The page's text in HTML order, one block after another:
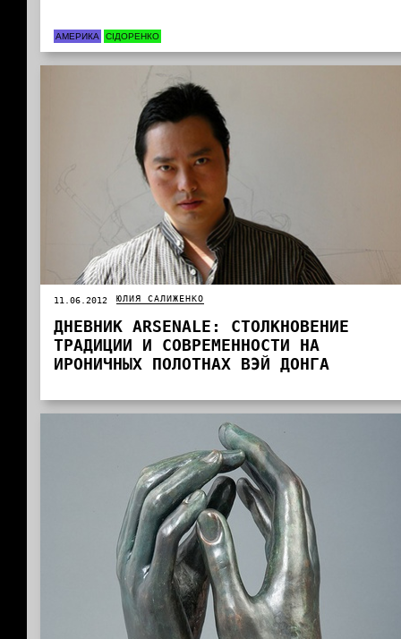
АМЕРИКА СІДОРЕНКО
11.06.2012 ЮЛИЯ САЛИЖЕНКО
ДНЕВНИК ARSENALE: СТОЛКНОВЕНИЕ
ТРАДИЦИИ И СОВРЕМЕННОСТИ НА
ИРОНИЧНЫХ ПОЛОТНАХ ВЭЙ ДОНГА